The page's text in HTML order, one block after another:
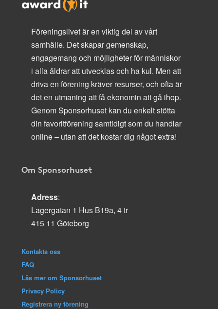
Föreningslivet är en viktig del av vårt
samhälle. Det skapar gemenskap,
engagemang och möjligheter för människor
i alla åldrar att utvecklas och ha kul. Men att
driva en förening kräver resurser, och ofta är
det en utmaning att få ekonomin att gå ihop.
Genom Sponsorhuset kan du enkelt stötta
din favoritförening samtidigt som du handlar
online – utan att det kostar dig något extra!
Om Sponsorhuset
Adress:
Lagergatan 1 Hus B19a, 4 tr
415 11 Göteborg
Kontakta oss
FAQ
Läs mer om Sponsorhuset
Privacy Policy
Registrera ny förening